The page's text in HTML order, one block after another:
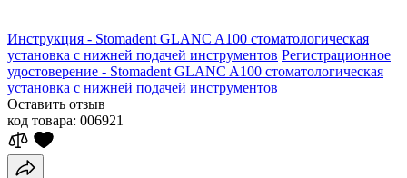
Инструкция - Stomadent GLANC A100 стоматологическая
установка с нижней подачей инструментов Регистрационное
удостоверение - Stomadent GLANC A100 стоматологическая
установка с нижней подачей инструментов
Оставить отзыв
код товара: 006921